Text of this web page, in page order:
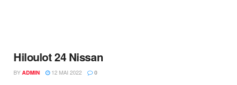
Hiloulot 24 Nissan
BY ADMIN 12 MAI 2022 0